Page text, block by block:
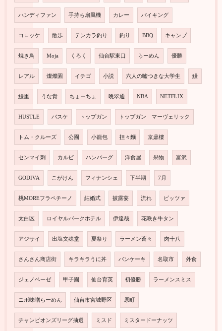
ハンディファン 手持ち扇風機 カレー バイキング
コロッケ 散歩 テンカラ釣り 釣り BBQ キャンプ
焼き鳥 Moja くろく 仙台駅東口 らーめん 優勝
レアル 燦燦園 イチゴ 小説 六人の嘘つきな大学生 鰻
鰻重 うな貴 ちょーちょ 晩翠通 NBA NETFLIX
HUSTLE バスケ トップガン トップガン マーヴェリック
トム・クルーズ 公園 小籠包 担々麵 京鼎樓
センマイ刺 カルビ ハンバーグ 洋食屋 果物 富沢
GODIVA こがけん フィナンシェ 下半期 7月
桃MOREフラペチーノ 結婚式 披露宴 流れ ピッツァ
太白区 ロイヤルパークホテル 伊達哉 花咲き牛タン
アジサイ 出塩文殊堂 夏祭り ラーメン蒼々 肉十八
さんさん商店街 キラキラうに丼 パンケーキ 名取市 外食
ジェノベーゼ 甲子園 仙台育英 初優勝 ラーメンスミス
ニボ味噌らーめん 仙台市宮城野区 原町
チャンピオンズリーグ抽選 ミスド ミスタードーナッツ